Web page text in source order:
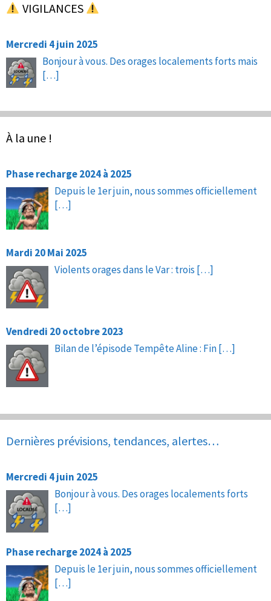
VIGILANCES
Mercredi 4 juin 2025
Bonjour à vous. Des orages localements forts mais
[…]
À la une !
Phase recharge 2024 à 2025
Depuis le 1er juin, nous sommes officiellement
[…]
Mardi 20 Mai 2025
Violents orages dans le Var : trois […]
Vendredi 20 octobre 2023
Bilan de l’épisode Tempête Aline : Fin[…]
Dernières prévisions, tendances, alertes…
Mercredi 4 juin 2025
Bonjour à vous. Des orages localements forts
[…]
Phase recharge 2024 à 2025
Depuis le 1er juin, nous sommes officiellement
[…]